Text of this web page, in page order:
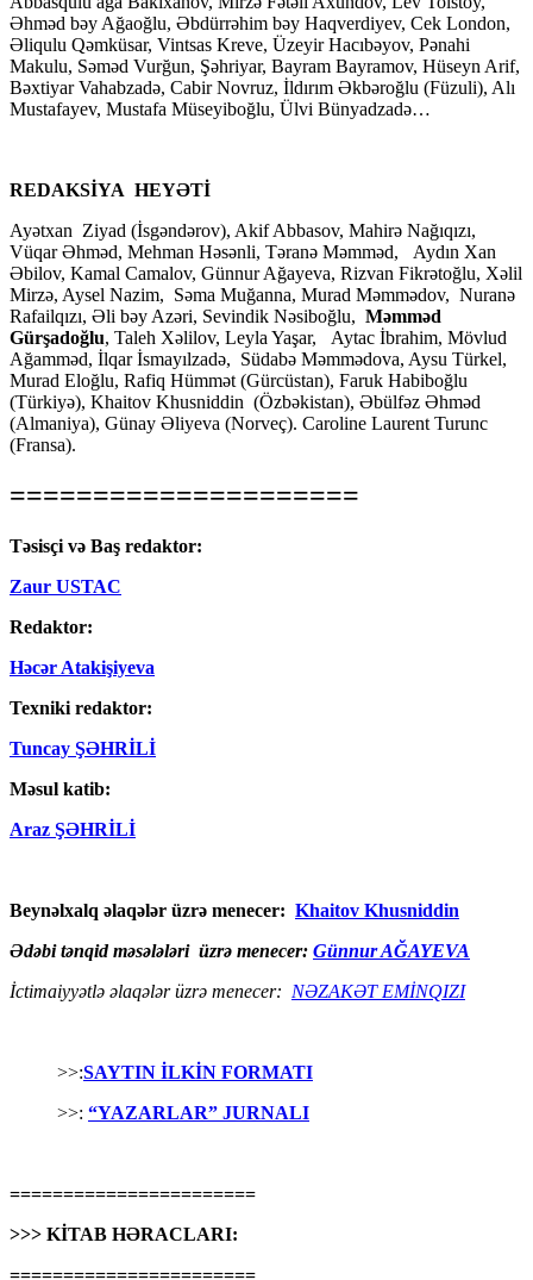
Əhməd bəy Ağaoğlu, Əbdürrəhim bəy Haqverdiyev, Cek London,
Əliqulu Qəmküsar, Vintsas Kreve, Üzeyir Hacıbəyov, Pənahi
Makulu, Səməd Vurğun, Şəhriyar, Bayram Bayramov, Hüseyn Arif,
Bəxtiyar Vahabzadə, Cabir Novruz, İldırım Əkbəroğlu (Füzuli), Alı
Mustafayev, Mustafa Müseyiboğlu, Ülvi Bünyadzadə…
REDAKSİYA HEYƏTİ
Ayətxan Ziyad (İsgəndərov), Akif Abbasov, Mahirə Nağıqızı,
Vüqar Əhməd, Mehman Həsənli, Təranə Məmməd, Aydın Xan
Əbilov, Kamal Camalov, Günnur Ağayeva, Rizvan Fikrətoğlu, Xəlil
Mirzə, Aysel Nazim, Səma Muğanna, Murad Məmmədov, Nuranə
Rafailqızı, Əli bəy Azəri, Sevindik Nəsiboğlu, Məmməd
Gürşadoğlu, Taleh Xəlilov, Leyla Yaşar, Aytac İbrahim, Mövlud
Ağamməd, İlqar İsmayılzadə, Südabə Məmmədova, Aysu Türkel,
Murad Eloğlu, Rafiq Hümmət (Gürcüstan), Faruk Habiboğlu
(Türkiyə), Khaitov Khusniddin (Özbəkistan), Əbülfəz Əhməd
(Almaniya), Günay Əliyeva (Norveç). Caroline Laurent Turunc
(Fransa).
=====================
Təsisçi və Baş redaktor:
Zaur USTAC
Redaktor:
Həcər Atakişiyeva
Texniki redaktor:
Tuncay ŞƏHRİLİ
Məsul katib:
Araz ŞƏHRİLİ
Beynəlxalq əlaqələr üzrə menecer: Khaitov Khusniddin
Ədəbi tənqid məsələləri üzrə menecer: Günnur AĞAYEVA
İctimaiyyətlə əlaqələr üzrə menecer: NƏZAKƏT EMİNQIZI
>>:SAYTIN İLKİN FORMATI
>>: “YAZARLAR” JURNALI
=======================
>>> KİTAB HƏRACLARI:
=======================